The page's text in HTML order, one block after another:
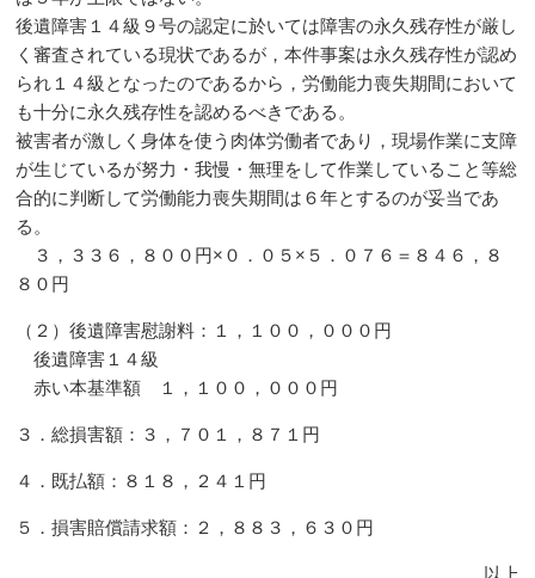
後遺障害１４級９号の認定に於いては障害の永久残存性が厳し
く審査されている現状であるが，本件事案は永久残存性が認め
られ１４級となったのであるから，労働能力喪失期間において
も十分に永久残存性を認めるべきである。
被害者が激しく身体を使う肉体労働者であり，現場作業に支障
が生じているが努力・我慢・無理をして作業していること等総
合的に判断して労働能力喪失期間は６年とするのが妥当であ
る。
３，３３６，８００円×０．０５×５．０７６＝８４６，８
８０円
（２）後遺障害慰謝料：１，１００，０００円
後遺障害１４級
赤い本基準額 １，１００，０００円
３．総損害額：３，７０１，８７１円
４．既払額：８１８，２４１円
５．損害賠償請求額：２，８８３，６３０円